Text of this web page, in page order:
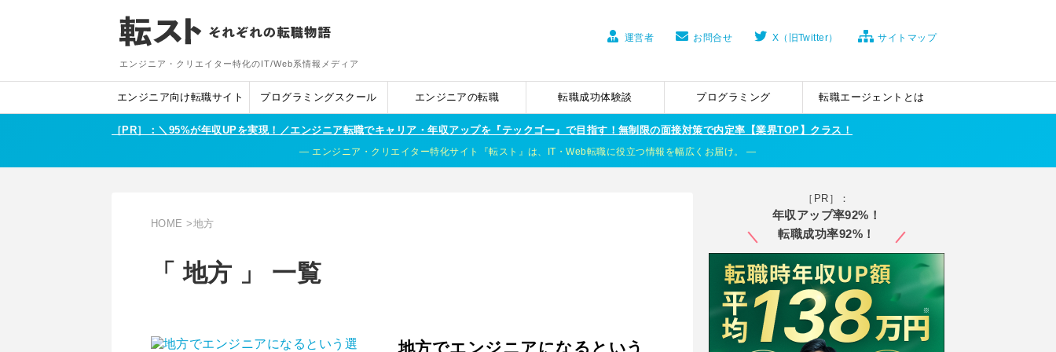
エンジニア・クリエイター特化のIT/Web系情報メディア
運営者 お問合せ X（旧Twitter） サイトマップ
エンジニア向け転職サイト プログラミングスクール エンジニアの転職 転職成功体験談 プログラミング 転職エージェントとは
［PR］：＼95%が年収UPを実現！／エンジニア転職でキャリア・年収アップを『テックゴー』で目指す！無制限の面接対策で内定率【業界TOP】クラス！
エンジニア・クリエイター特化サイト『転スト』は、IT・Web転職に役立つ情報を幅広くお届け。
HOME >地方
「 地方 」 一覧
地方でエンジニアになるという
［PR］：
年収アップ率92%！
転職成功率92%！